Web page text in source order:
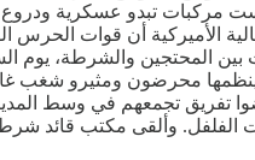
الأميركية أن قوات
بين المحتجين والشرطة،
ينظمها محرضون ومثيرو
السبت الماضي، القبض على 27 محتجا
الفلفل. وألقى مكتب قائد